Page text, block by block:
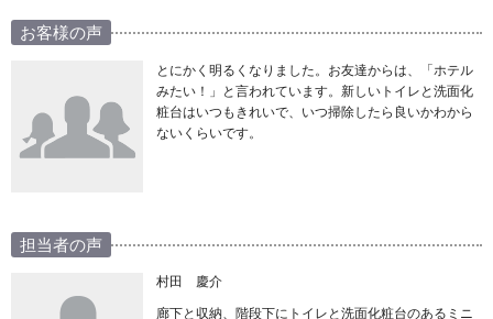
お客様の声
とにかく明るくなりました。お友達からは、「ホテル
みたい！」と言われています。新しいトイレと洗面化
粧台はいつもきれいで、いつ掃除したら良いかわから
ないくらいです。
担当者の声
村田 慶介
廊下と収納、階段下にトイレと洗面化粧台のあるミニ